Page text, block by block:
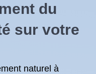
du
sur votre
naturel à